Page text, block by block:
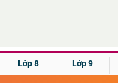
Lớp 8 Lớp 9